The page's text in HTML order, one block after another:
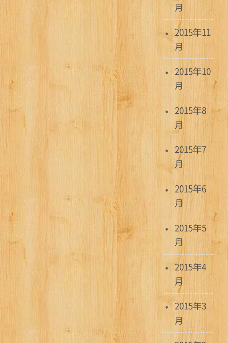
月
2015年11
月
2015年10
月
2015年8
月
2015年7
月
2015年6
月
2015年5
月
2015年4
月
2015年3
月